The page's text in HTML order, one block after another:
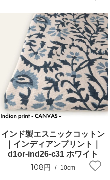
インド製エスニックコットン
｜インディアンプリント｜
d1or-ind26-c31 ホワイト
108円 10cm